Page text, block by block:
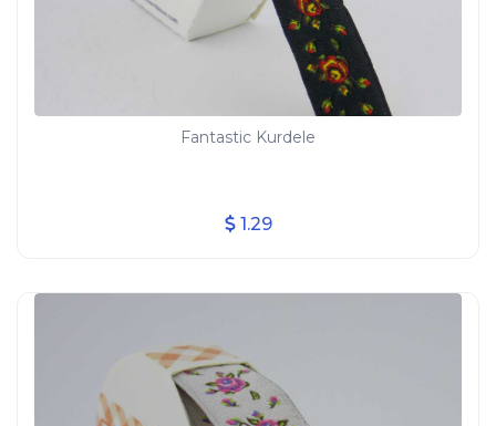
Fantastic Kurdele
1.29